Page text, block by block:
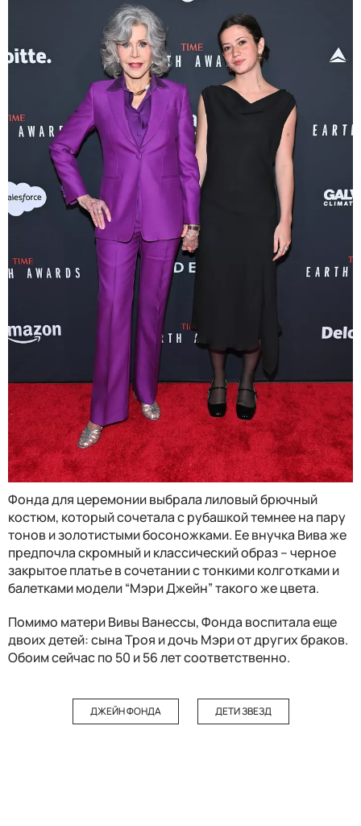
Фонда для церемонии выбрала лиловый брючный
костюм, который сочетала с рубашкой темнее на пару
тонов и золотистыми босоножками. Ее внучка Вива же
предпочла скромный и классический образ – черное
закрытое платье в сочетании с тонкими колготками и
балетками модели “Мэри Джейн” такого же цвета.
Помимо матери Вивы Ванессы, Фонда воспитала еще
двоих детей: сына Троя и дочь Мэри от других браков.
Обоим сейчас по 50 и 56 лет соответственно.
ДЖЕЙН ФОНДА ДЕТИ ЗВЕЗД